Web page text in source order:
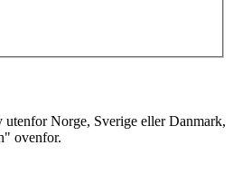
utenfor Norge, Sverige eller Danmark,
ovenfor.